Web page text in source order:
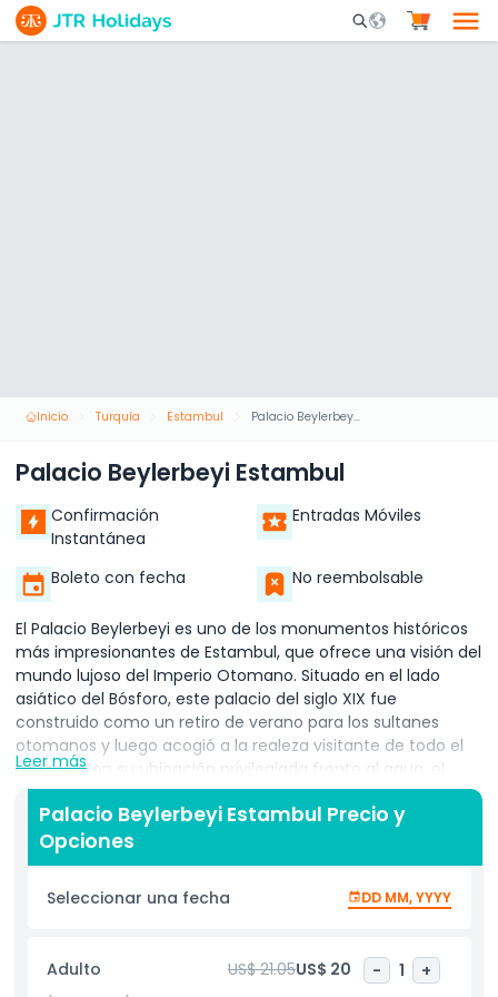
Mobile Search
Inicio Turquía Estambul Palacio Beylerbeyi Estambul
Palacio Beylerbeyi Estambul
Confirmación
Instantánea
Entradas Móviles
Boleto con fecha No reembolsable
El Palacio Beylerbeyi es uno de los monumentos históricos
más impresionantes de Estambul, que ofrece una visión del
mundo lujoso del Imperio Otomano. Situado en el lado
asiático del Bósforo, este palacio del siglo XIX fue
construido como un retiro de verano para los sultanes
otomanos y luego acogió a la realeza visitante de todo el
mundo. Con su ubicación privilegiada frente al agua, el
palacio combina la elegancia otomana con estilos
arquitectónicos europeos, creando un diseño
verdaderamente único. En el interior, los visitantes son
recibidos por lujosos interiores que presentan candelabros
relucientes, techos elevados, alfombras tejidas a mano y
mobiliario elaborado meticulosamente. Cada habitación
y barrocas con la decoración tradicional otomana. Los
terrenos del palacio son igualmente encantadores. Sus
Leer más
Palacio Beylerbeyi Estambul Precio y
Opciones
Seleccionar una fecha DD MM, YYYY
Adulto US$ 21.05US$ 20 - 1 +